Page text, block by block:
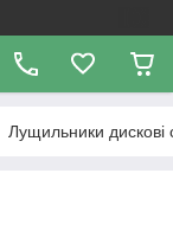
Лущильники дискові